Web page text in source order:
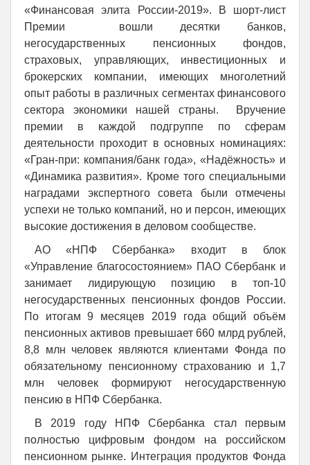
«Финансовая элита России-2019». В шорт-лист
Премии вошли десятки банков,
негосударственных пенсионных фондов,
страховых, управляющих, инвестиционных и
брокерских компании, имеющих многолетний
опыт работы в различных сегментах финансового
сектора экономики нашей страны. Вручение
премии в каждой подгруппе по сферам
деятельности проходит в основных номинациях:
«Гран-при: компания/банк года», «Надёжность» и
«Динамика развития». Кроме того специальными
наградами экспертного совета были отмечены
успехи не только компаний, но и персон, имеющих
высокие достижения в деловом сообществе.
АО «НПФ Сбербанка» входит в блок
«Управление благосостоянием» ПАО Сбербанк и
занимает лидирующую позицию в топ-10
негосударственных пенсионных фондов России.
По итогам 9 месяцев 2019 года общий объём
пенсионных активов превышает 660 млрд рублей,
8,8 млн человек являются клиентами Фонда по
обязательному пенсионному страхованию и 1,7
млн человек формируют негосударственную
пенсию в НПФ Сбербанка.
В 2019 году НПФ Сбербанка стал первым
полностью цифровым фондом на российском
пенсионном рынке. Интеграция продуктов Фонда